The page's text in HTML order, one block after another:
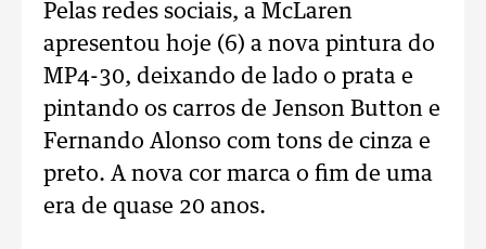
Pelas redes sociais, a McLaren
apresentou hoje (6) a nova pintura do
MP4-30, deixando de lado o prata e
pintando os carros de Jenson Button e
Fernando Alonso com tons de cinza e
preto. A nova cor marca o fim de uma
era de quase 20 anos.